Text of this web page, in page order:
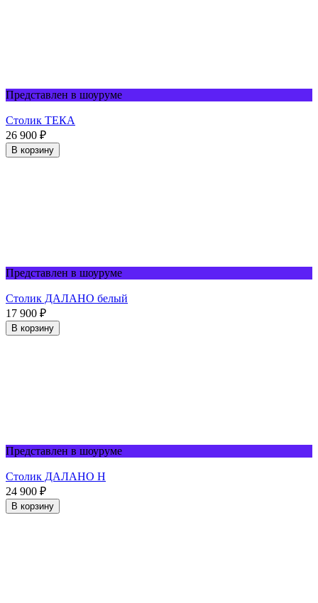
Представлен в шоуруме
Столик TЕКА
26 900 ₽
В корзину
Представлен в шоуруме
Столик ДАЛАНО белый
17 900 ₽
В корзину
Представлен в шоуруме
Столик ДАЛАНО Н
24 900 ₽
В корзину